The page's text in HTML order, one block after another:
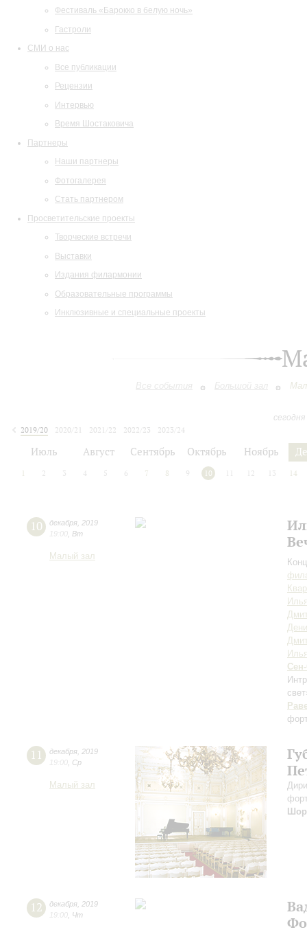
Фестиваль «Барокко в белую ночь»
Гастроли
СМИ о нас
Все публикации
Рецензии
Интервью
Время Шостаковича
Партнеры
Наши партнеры
Фотогалерея
Стать партнером
Просветительские проекты
Творческие встречи
Выставки
Издания филармонии
Образовательные программы
Инклюзивные и специальные проекты
Все события Большой зал
2019/20
2020/21 2021/22 2022/23
2023/24
Июль Август Сентябрь Октябрь Ноябрь
1 2 3 4 5 6 7 8 9 10 12 13 14
10 декабря 2019
19:00 Вт
Малый зал
11 декабря 2019
19:00 Ср
Малый зал
Шор
12 декабря 2019
19:00 Чт